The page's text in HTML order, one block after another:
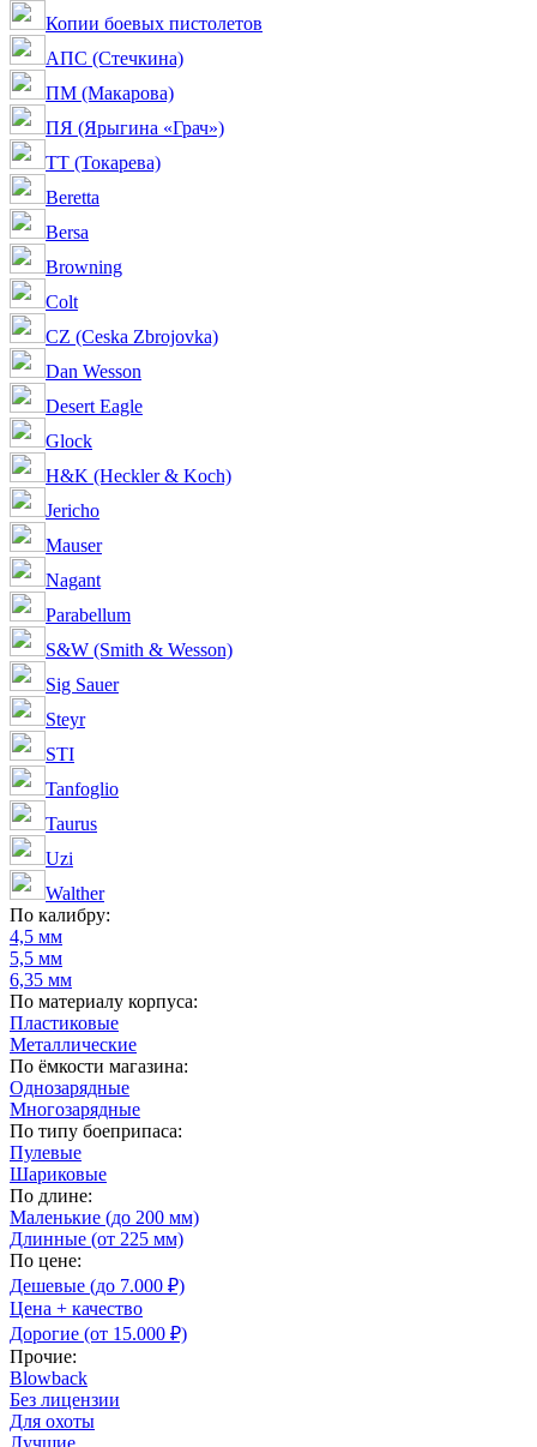
Копии боевых пистолетов
АПС (Стечкина)
ПМ (Макарова)
ПЯ (Ярыгина «Грач»)
ТТ (Токарева)
Beretta
Bersa
Browning
Colt
CZ (Ceska Zbrojovka)
Dan Wesson
Desert Eagle
Glock
H&K (Heckler & Koch)
Jericho
Mauser
Nagant
Parabellum
S&W (Smith & Wesson)
Sig Sauer
Steyr
STI
Tanfoglio
Taurus
Uzi
Walther
По калибру:
4,5 мм
5,5 мм
6,35 мм
По материалу корпуса:
Пластиковые
Металлические
По ёмкости магазина:
Однозарядные
Многозарядные
По типу боеприпаса:
Пулевые
Шариковые
По длине:
Маленькие (до 200 мм)
Длинные (от 225 мм)
По цене:
Дешевые (до 7.000 ₽)
Цена + качество
Дорогие (от 15.000 ₽)
Прочие:
Blowback
Без лицензии
Для охоты
Лучшие